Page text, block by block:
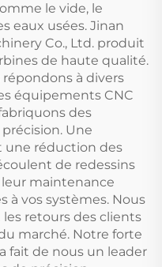
le vide, le
eaux usées. Jinan
Co., Ltd. produit
de haute qualité.
à divers
équipements CNC
des
Une
une réduction des
de redessins
maintenance
à vos systèmes. Nous
retours des clients
marché. Notre forte
fait de nous un leader